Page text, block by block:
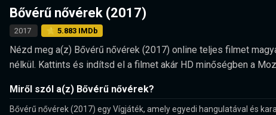
Bővérű nővérek (2017)
2017 ⭐ 5.883 IMDb
Nézd meg a(z) Bővérű nővérek (2017) online teljes filmet
nélkül. Kattints és indítsd el a filmet akár HD minőségben a
Miről szól a(z) Bővérű nővérek?
Bővérű nővérek (2017) egy Vígjáték, amely egyedi hangulatával és